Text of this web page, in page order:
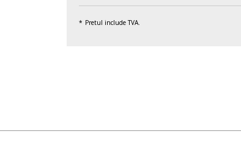
Pretul include TVA.